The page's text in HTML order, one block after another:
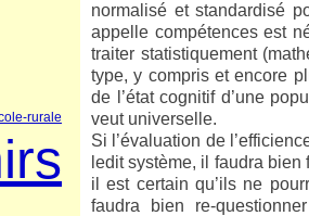
rurale
normalisé et standardisé
appelle compétences est
traiter statistiquement
type, y compris et encore
de l’état cognitif d’une
veut universelle.
Si l’évaluation de
ledit système, il faudra
il est certain qu’ils ne
faudra bien re-